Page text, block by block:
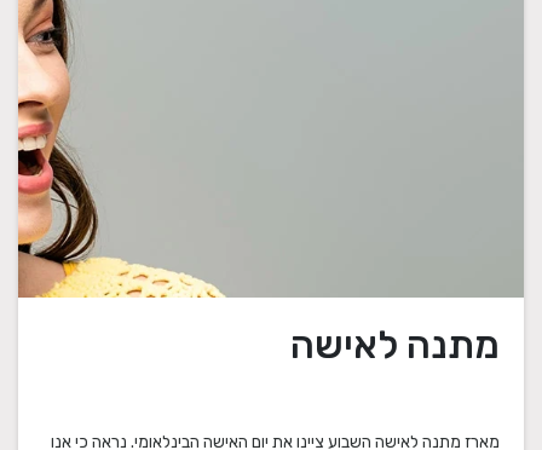
מתנה לאישה
מארז מתנה לאישה השבוע ציינו את יום האישה הבינלאומי. נראה כי אנו